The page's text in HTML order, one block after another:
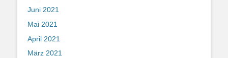
Juni 2021
Mai 2021
April 2021
März 2021